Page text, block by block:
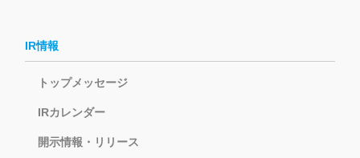
IR情報
トップメッセージ
IRカレンダー
開示情報・リリース